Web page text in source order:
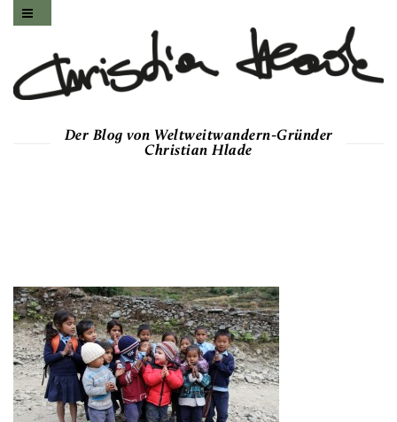
Der Blog von Weltweitwandern-Gründer
Christian Hlade